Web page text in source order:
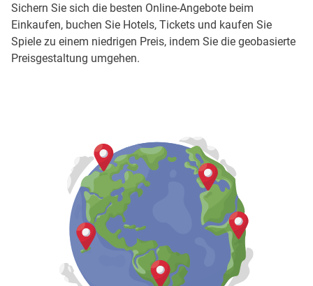
Sichern Sie sich die besten Online-Angebote beim
Einkaufen, buchen Sie Hotels, Tickets und kaufen Sie
Spiele zu einem niedrigen Preis, indem Sie die geobasierte
Preisgestaltung umgehen.